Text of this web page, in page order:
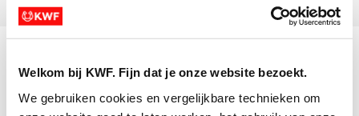
Welkom bij KWF. Fijn dat je onze website bezoekt.
We gebruiken cookies en vergelijkbare technieken om
Actiematerialen
Evenementen